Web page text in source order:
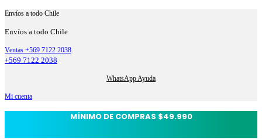
Envíos a todo Chile
Envíos a todo Chile
Ventas +569 7122 2038
+569 7122 2038
WhatsApp Ayuda
Mi cuenta
MÍNIMO DE COMPRAS $49.990